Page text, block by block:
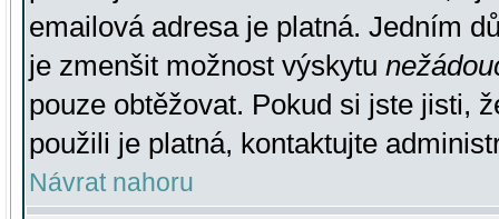
emailová adresa je platná. Jedním
je zmenšit možnost výskytu
pouze obtěžovat. Pokud si jste jisti,
použili je platná, kontaktujte
Návrat nahoru